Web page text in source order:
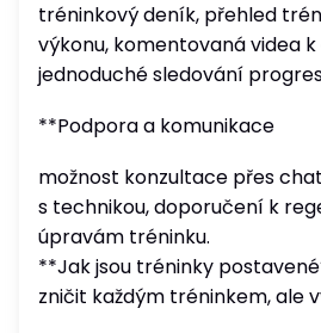
tréninkový deník, přehled
výkonu, komentovaná videa
jednoduché sledování
**Podpora a komunikace
možnost konzultace přes
s technikou, doporučení k
úpravám tréninku.
**Jak jsou tréninky
zničit každým tréninkem, ale